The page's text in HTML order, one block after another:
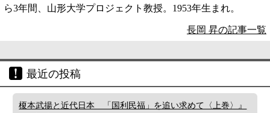
ら3年間、山形大学プロジェクト教授。1953年生まれ。
長岡 昇の記事一覧
最近の投稿
榎本武揚と近代日本 「国利民福」を追い求めて〈上巻〉』